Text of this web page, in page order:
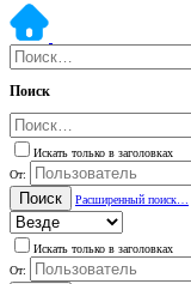
Поиск
Искать только в заголовках
От:
Поиск Расширенный поиск…
Искать только в заголовках
От: